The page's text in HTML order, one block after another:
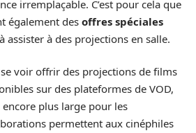
irremplaçable. C’est pour cela que
également des offres spéciales
assister à des projections en salle.
voir offrir des projections de films
sur des plateformes de VOD,
plus large pour les
permettent aux cinéphiles